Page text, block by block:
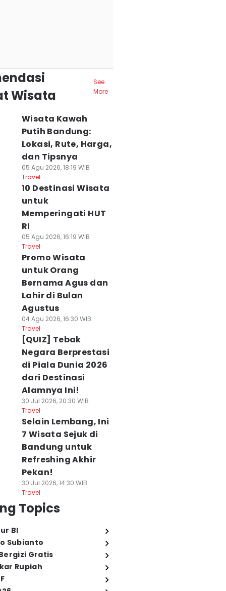
Wisata
See
More
Wisata Kawah
Putih Bandung:
Lokasi, Rute, Harga,
dan Tipsnya
05 Agu 2026, 18:19 WIB
Travel
10 Destinasi Wisata
untuk
Memperingati HUT
RI
05 Agu 2026, 16:19 WIB
Travel
Promo Wisata
untuk Orang
Bernama Agus dan
Lahir di Bulan
Agustus
04 Agu 2026, 16:30 WIB
Travel
[QUIZ] Tebak
Negara Berprestasi
di Piala Dunia 2026
dari Destinasi
Alamnya Ini!
30 Jul 2026, 20:30 WIB
Travel
Selain Lembang, Ini
7 Wisata Sejuk di
Bandung untuk
Refreshing Akhir
Pekan!
30 Jul 2026, 14:30 WIB
Travel
Topics
BI
Subianto
Gratis
Rupiah